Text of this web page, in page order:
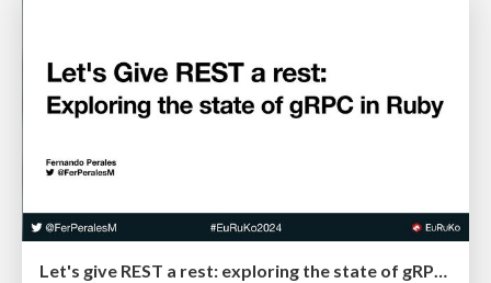
Let's give REST a rest: exploring the state of gRPC in Ruby